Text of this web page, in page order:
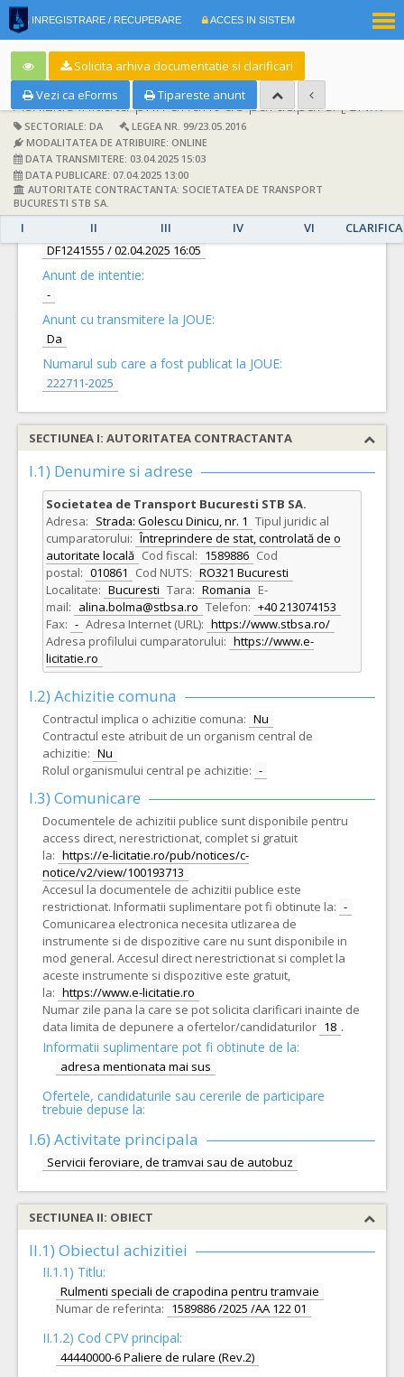
INREGISTRARE / RECUPERARE ACCES IN SISTEM
Solicita arhiva documentatie si clarificari
Vezi ca eForms
Tipareste anunt
Achizitie initiata prin anunt de participare:[CN1079824] -
SECTORIALE: DA
LEGEA NR. 99/23.05.2016
MODALITATEA DE ATRIBUIRE: ONLINE
DATA TRANSMITERE: 03.04.2025 15:03
DATA PUBLICARE: 07.04.2025 13:00
AUTORITATE CONTRACTANTA: SOCIETATEA DE TRANSPORT
BUCURESTI STB SA.
I II III IV VI
DETALII
Documentatie de atribuire:
DF1241555 / 02.04.2025 16:05
Anunt de intentie:
-
Anunt cu transmitere la JOUE:
Da
Numarul sub care a fost publicat la JOUE:
222711-2025
SECTIUNEA I: AUTORITATEA CONTRACTANTA
I.1) Denumire si adrese
Societatea de Transport Bucuresti STB SA.
Adresa: Strada: Golescu Dinicu, nr. 1 Tipul juridic al
cumparatorului: Întreprindere de stat, controlată de o
autoritate locală Cod fiscal: 1589886 Cod
postal: 010861 Cod NUTS: RO321 Bucuresti
Localitate: Bucuresti Tara: Romania E-
mail: alina.bolma@stbsa.ro Telefon: +40 213074153
Fax: - Adresa Internet (URL): https://www.stbsa.ro/
Adresa profilului cumparatorului: https://www.e-
licitatie.ro
I.2) Achizitie comuna
Contractul implica o achizitie comuna: Nu
Contractul este atribuit de un organism central de
achizitie: Nu
Rolul organismului central pe achizitie: -
I.3) Comunicare
Documentele de achizitii publice sunt disponibile pentru
access direct, nerestrictionat, complet si gratuit
la: https://e-licitatie.ro/pub/notices/c-
notice/v2/view/100193713
Accesul la documentele de achizitii publice este
restrictionat. Informatii suplimentare pot fi obtinute la: -
Comunicarea electronica necesita utlizarea de
instrumente si de dispozitive care nu sunt disponibile in
mod general. Accesul direct nerestrictionat si complet la
aceste instrumente si dispozitive este gratuit,
la: https://www.e-licitatie.ro
Numar zile pana la care se pot solicita clarificari inainte de
data limita de depunere a ofertelor/candidaturilor 18 .
Informatii suplimentare pot fi obtinute de la:
adresa mentionata mai sus
Ofertele, candidaturile sau cererile de participare
trebuie depuse la:
I.6) Activitate principala
Servicii feroviare, de tramvai sau de autobuz
SECTIUNEA II: OBIECT
II.1) Obiectul achizitiei
II.1.1) Titlu:
Rulmenti speciali de crapodina pentru tramvaie
Numar de referinta: 1589886 /2025 /AA 122 01
II.1.2) Cod CPV principal:
44440000-6 Paliere de rulare (Rev.2)